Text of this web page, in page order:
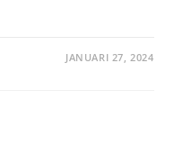
JANUARI 27, 2024